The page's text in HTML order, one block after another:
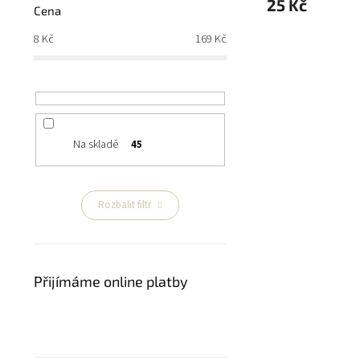
Cena
8 Kč 169 Kč
Na skladě 45
Rozbalit filtr
Přijímáme online platby
25 Kč